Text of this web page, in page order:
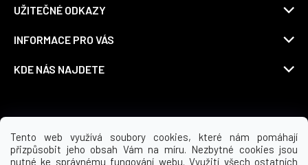
Tento web využívá soubory cookies, které nám pomáhají
přizpůsobit jeho obsah Vám na míru. Nezbytné cookies jsou
nutné ke správnému fungování webu. Využití všech ostatních
UŽITEČNÉ ODKAZY
INFORMACE PRO VÁS
KDE NÁS NAJDETE
Možnosti dopravy